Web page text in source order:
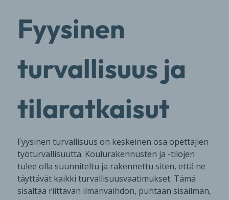
Fyysinen
turvallisuus ja
tilaratkaisut
Fyysinen turvallisuus on keskeinen osa opettajien
työturvallisuutta. Koulurakennusten ja -tilojen
tulee olla suunniteltu ja rakennettu siten, että ne
täyttävät kaikki turvallisuusvaatimukset. Tämä
sisältää riittävän ilmanvaihdon, puhtaan sisäilman,